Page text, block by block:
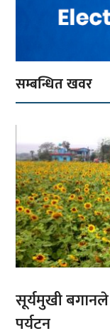
सम्बन्धित खवर
सूर्यमुखी बगानले
पर्यटन